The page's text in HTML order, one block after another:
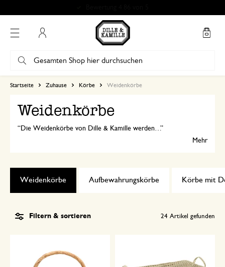
Startseite Zuhause Körbe Weidenkörbe
Weidenkörbe
Die Weidenkörbe von Dille & Kamille werden aus natürlichen Materialien wie Weidenruten und Rattan hergestellt. Ideal als Aufbewahrungskorb für Spielzeug, Handtücher und Kleinigkeiten. Oder für eine schöne Pflanze!
Mehr
Aufbewahrungskörbe
Weidenkörbe Körbe mit
Filtern & sortieren 24 Artikel gefunden